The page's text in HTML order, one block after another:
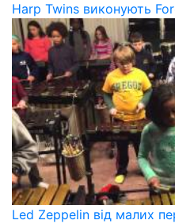
Harp Twins виконують
Led Zeppelin від малих